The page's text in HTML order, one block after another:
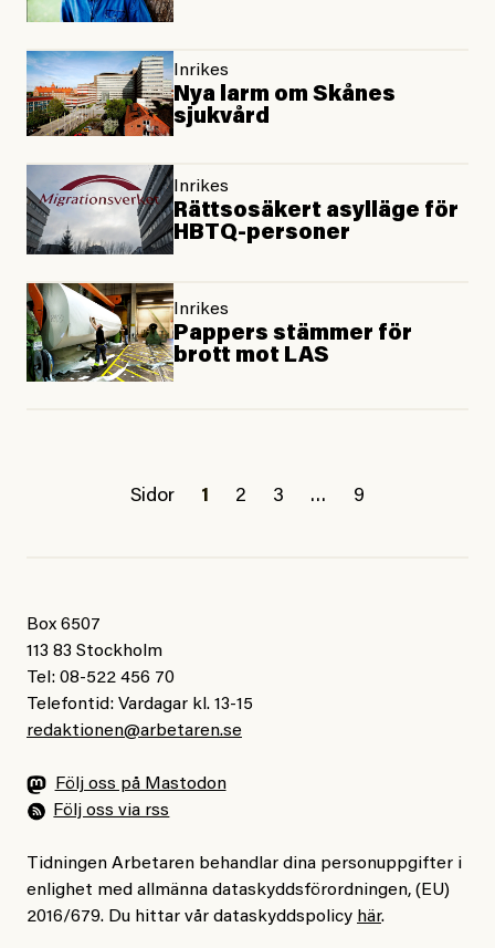
Inrikes
Nya larm om Skånes
sjukvård
Inrikes
Rättsosäkert asylläge för
HBTQ-personer
Inrikes
Pappers stämmer för
brott mot LAS
Sidor 1 2 3 … 9
Box 6507
113 83 Stockholm
Tel: 08-522 456 70
Telefontid: Vardagar kl. 13-15
redaktionen@arbetaren.se
Följ oss på Mastodon
Följ oss via rss
Tidningen Arbetaren behandlar dina personuppgifter i
enlighet med allmänna dataskyddsförordningen, (EU)
2016/679. Du hittar vår dataskyddspolicy här.